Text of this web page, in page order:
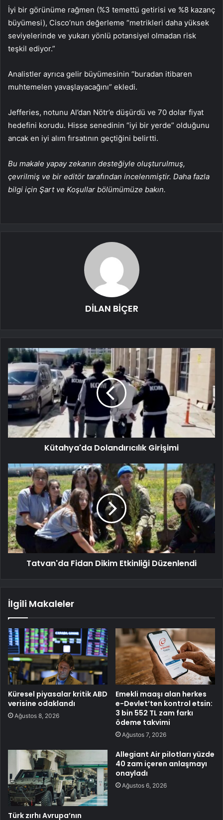
İyi bir görünüme rağmen (%3 temettü getirisi ve %8 kazanç
büyümesi), Cisco’nun değerleme “metrikleri daha yüksek
seviyelerinde ve yukarı yönlü potansiyel olmadan risk
teşkil ediyor.”
Analistler ayrıca gelir büyümesinin “buradan itibaren
muhtemelen yavaşlayacağını” ekledi.
Jefferies, notunu Al’dan Nötr’e düşürdü ve 70 dolar fiyat
hedefini korudu. Hisse senedinin “iyi bir yerde” olduğunu
ancak en iyi alım fırsatının geçtiğini belirtti.
Bu makale yapay zekanın desteğiyle oluşturulmuş,
çevrilmiş ve bir editör tarafından incelenmiştir. Daha fazla
bilgi için Şart ve Koşullar bölümümüze bakın.
DİLAN BİÇER
Kütahya'da Dolandırıcılık Girişimi
Tatvan'da Fidan Dikim Etkinliği Düzenlendi
İlgili Makaleler
Küresel piyasalar kritik ABD
verisine odaklandı
Ağustos 8, 2026
Emekli maaşı alan herkes
e-Devlet’ten kontrol etsin:
3 bin 552 TL zam farkı
ödeme takvimi
Ağustos 7, 2026
Türk zırhı Avrupa’nın
Allegiant Air pilotları yüzde
40 zam içeren anlaşmayı
onayladı
Ağustos 6, 2026